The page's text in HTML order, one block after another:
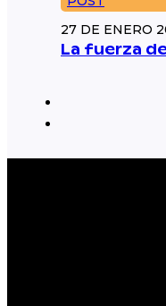
27 DE ENERO
La fuerza